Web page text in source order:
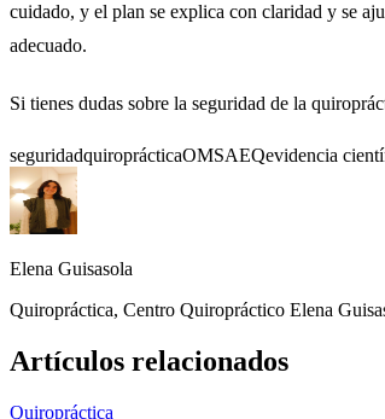
cuidado, y el plan se explica con claridad y se
adecuado.
Si tienes dudas sobre la seguridad de la
seguridadquiroprácticaOMSAEQevidencia
Elena Guisasola
Quiropráctica, Centro Quiropráctico Elena
Artículos relacionados
Quiropráctica